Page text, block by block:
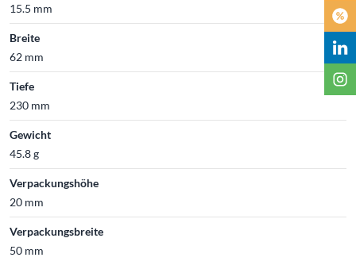
15.5 mm
Breite
62 mm
Tiefe
230 mm
Gewicht
45.8 g
Verpackungshöhe
20 mm
Verpackungsbreite
50 mm